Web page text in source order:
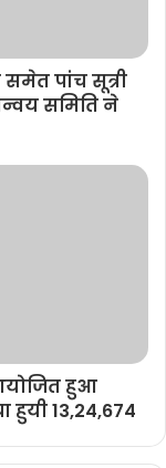
पांच सूत्री
समिति ने
आयोजित हुआ
13,24,674